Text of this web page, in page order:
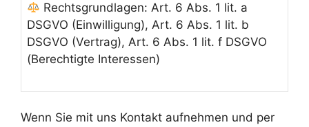
Rechtsgrundlagen: Art. 6 Abs. 1 lit. a
DSGVO (Einwilligung), Art. 6 Abs. 1 lit. b
DSGVO (Vertrag), Art. 6 Abs. 1 lit. f DSGVO
(Berechtigte Interessen)
Wenn Sie mit uns Kontakt aufnehmen und per